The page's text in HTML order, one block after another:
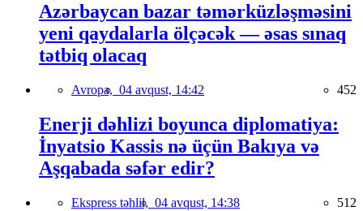
Azərbaycan bazar təmərküzləşməsini
yeni qaydalarla ölçəcək — əsas sınaq
tətbiq olacaq
Avropa, 04 avqust, 14:42 452
Enerji dəhlizi boyunca diplomatiya:
İnyatsio Kassis nə üçün Bakıya və
Aşqabada səfər edir?
Ekspress təhlil, 04 avqust, 14:38 512